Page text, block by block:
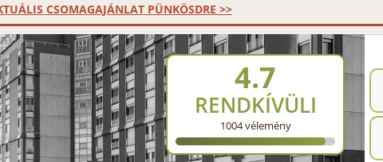
CSOMAGAJÁNLAT PÜNKÖSDRE >>
4.7
RENDKÍVÜLI
1004vélemény